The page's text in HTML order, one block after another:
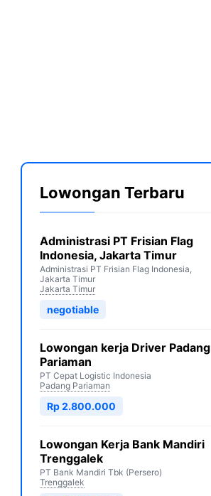
Lowongan Terbaru
Administrasi PT Frisian Flag
Indonesia, Jakarta Timur
Administrasi PT Frisian Flag Indonesia,
Jakarta Timur
Jakarta Timur
negotiable
Lowongan kerja Driver Padang
Pariaman
PT Cepat Logistic Indonesia
Padang Pariaman
Rp 2.800.000
Lowongan Kerja Bank Mandiri
Trenggalek
PT Bank Mandiri Tbk (Persero)
Trenggalek